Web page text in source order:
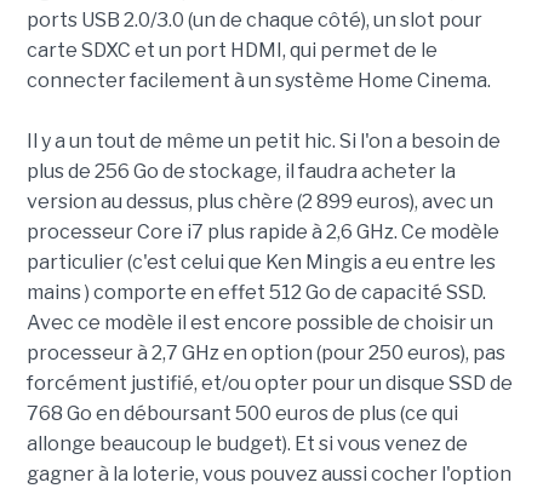
ports USB 2.0/3.0 (un de chaque côté), un slot pour
carte SDXC et un port HDMI, qui permet de le
connecter facilement à un système Home Cinema.
Il y a un tout de même un petit hic. Si l'on a besoin de
plus de 256 Go de stockage, il faudra acheter la
version au dessus, plus chère (2 899 euros), avec un
processeur Core i7 plus rapide à 2,6 GHz. Ce modèle
particulier (c'est celui que Ken Mingis a eu entre les
mains ) comporte en effet 512 Go de capacité SSD.
Avec ce modèle il est encore possible de choisir un
processeur à 2,7 GHz en option (pour 250 euros), pas
forcément justifié, et/ou opter pour un disque SSD de
768 Go en déboursant 500 euros de plus (ce qui
allonge beaucoup le budget). Et si vous venez de
gagner à la loterie, vous pouvez aussi cocher l'option